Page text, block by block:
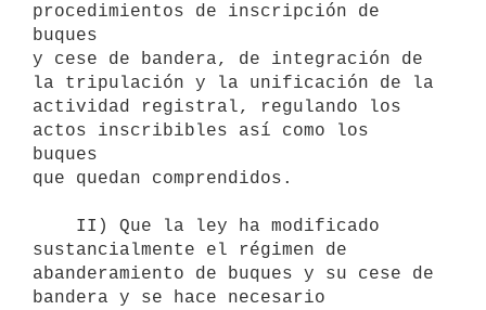
procedimientos de inscripción de
buques
y cese de bandera, de integración de
la tripulación y la unificación de la
actividad registral, regulando los
actos inscribibles así como los
buques
que quedan comprendidos.
sustancialmente el régimen de
abanderamiento de buques y su cese de
bandera y se hace necesario